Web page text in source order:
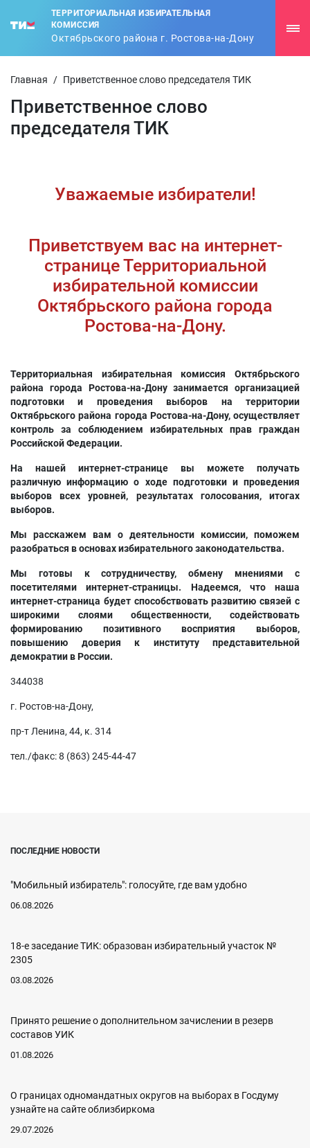
ТЕРРИТОРИАЛЬНАЯ ИЗБИРАТЕЛЬНАЯ
КОМИССИЯ
Октябрьского района г. Ростова-на-Дону
Главная / Приветственное слово председателя ТИК
Приветственное слово
председателя ТИК
Уважаемые избиратели!
Приветствуем вас на интернет-
странице Территориальной
избирательной комиссии
Октябрьского района города
Ростова-на-Дону.
Территориальная избирательная комиссия Октябрьского
района города Ростова-на-Дону занимается организацией
подготовки и проведения выборов на территории
Октябрьского района города Ростова-на-Дону, осуществляет
контроль за соблюдением избирательных прав граждан
Российской Федерации.
На нашей интернет-странице вы можете получать
различную информацию о ходе подготовки и проведения
выборов всех уровней, результатах голосования, итогах
выборов.
Мы расскажем вам о деятельности комиссии, поможем
разобраться в основах избирательного законодательства.
Мы готовы к сотрудничеству, обмену мнениями с
посетителями интернет-страницы. Надеемся, что наша
интернет-страница будет способствовать развитию связей с
широкими слоями общественности, содействовать
формированию позитивного восприятия выборов,
повышению доверия к институту представительной
демократии в России.
344038
г. Ростов-на-Дону,
пр-т Ленина, 44, к. 314
тел./факс: 8 (863) 245-44-47
ПОСЛЕДНИЕ НОВОСТИ
"Мобильный избиратель": голосуйте, где вам удобно
06.08.2026
18-е заседание ТИК: образован избирательный участок №
2305
03.08.2026
Принято решение о дополнительном зачислении в резерв
составов УИК
01.08.2026
О границах одномандатных округов на выборах в Госдуму
узнайте на сайте облизбиркома
29.07.2026